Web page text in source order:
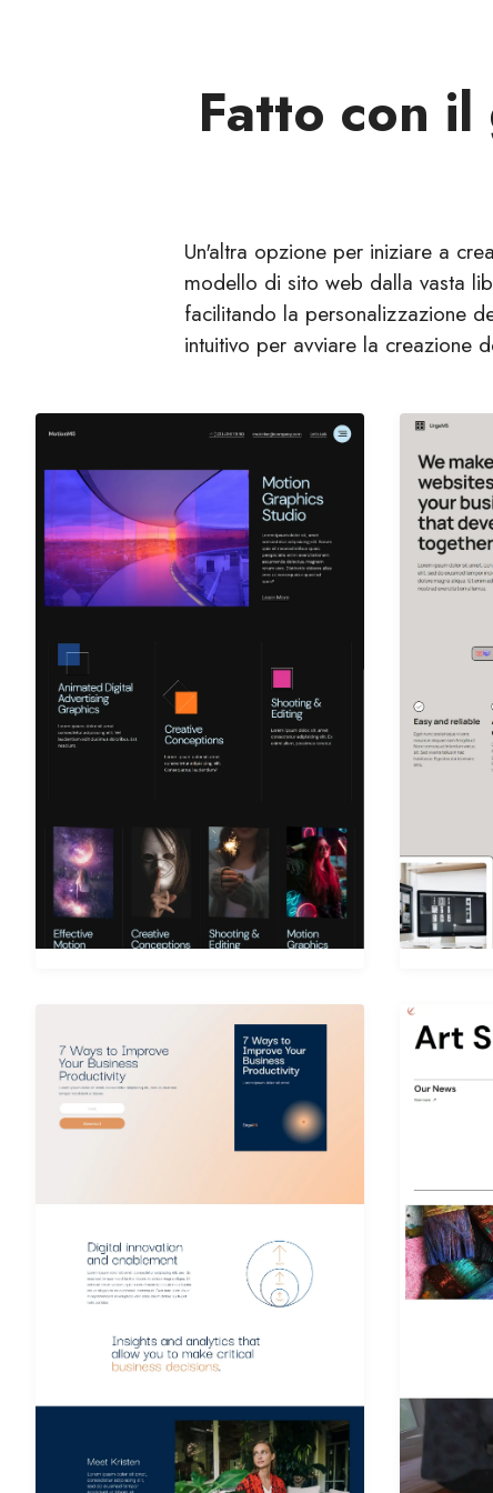
Fatto con
Un'altra opzione per iniziare a
modello di sito web dalla vasta
facilitando la personalizzazione
intuitivo per avviare la creazione